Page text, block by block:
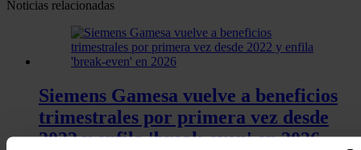
Noticias relacionadas
Siemens Gamesa vuelve a beneficios
trimestrales por primera vez desde
2022 y enfila 'break-even' en 2026